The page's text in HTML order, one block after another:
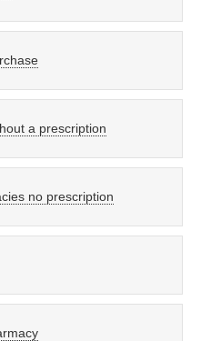
a prescription
no prescription